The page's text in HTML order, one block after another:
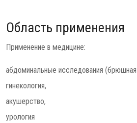
Область применения
Применение в медицине:
абдоминальные исследования
гинекология,
акушерство,
урология